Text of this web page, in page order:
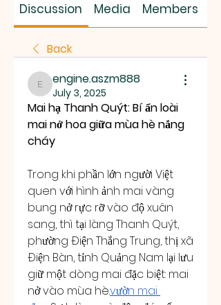
Discussion Media Members
Back
engine.aszm888
engine.aszm888
July 3, 2025
Mai hạ Thanh Quýt: Bí ẩn loài
mai nở hoa giữa mùa hè nắng
cháy
Trong khi phần lớn người Việt
quen với hình ảnh mai vàng
bung nở rực rỡ vào độ xuân
sang, thì tại làng Thanh Quýt,
phường Điện Thắng Trung, thị xã
Điện Bàn, tỉnh Quảng Nam lại lưu
giữ một dòng mai đặc biệt: mai
nở vào mùa hè.vườn mai